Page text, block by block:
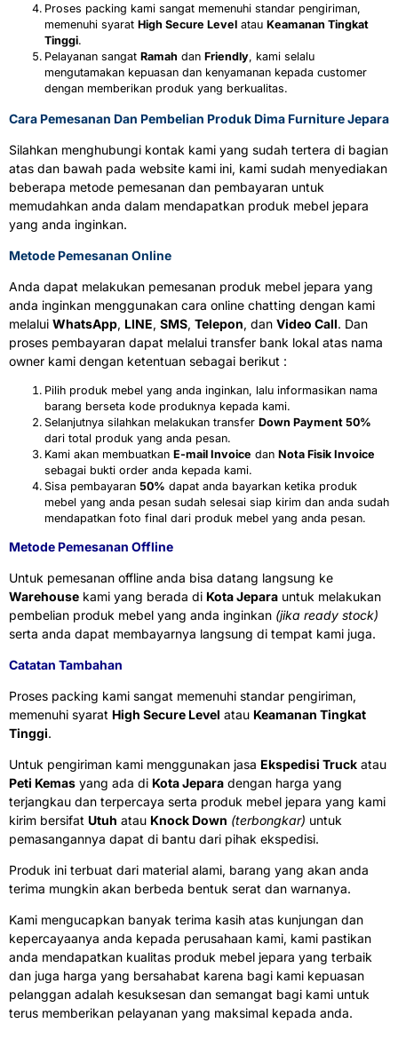
Proses packing kami sangat memenuhi standar pengiriman,
memenuhi syarat High Secure Level atau Keamanan Tingkat
Tinggi.
Pelayanan sangat Ramah dan Friendly, kami selalu
mengutamakan kepuasan dan kenyamanan kepada customer
dengan memberikan produk yang berkualitas.
Cara Pemesanan Dan Pembelian Produk Dima Furniture Jepara
Silahkan menghubungi kontak kami yang sudah tertera di bagian
atas dan bawah pada website kami ini, kami sudah menyediakan
beberapa metode pemesanan dan pembayaran untuk
memudahkan anda dalam mendapatkan produk mebel jepara
yang anda inginkan.
Metode Pemesanan Online
Anda dapat melakukan pemesanan produk mebel jepara yang
anda inginkan menggunakan cara online chatting dengan kami
melalui WhatsApp, LINE, SMS, Telepon, dan Video Call. Dan
proses pembayaran dapat melalui transfer bank lokal atas nama
owner kami dengan ketentuan sebagai berikut :
Pilih produk mebel yang anda inginkan, lalu informasikan nama
barang berseta kode produknya kepada kami.
Selanjutnya silahkan melakukan transfer Down Payment 50%
dari total produk yang anda pesan.
Kami akan membuatkan E-mail Invoice dan Nota Fisik Invoice
sebagai bukti order anda kepada kami.
Sisa pembayaran 50% dapat anda bayarkan ketika produk
mebel yang anda pesan sudah selesai siap kirim dan anda sudah
mendapatkan foto final dari produk mebel yang anda pesan.
Metode Pemesanan Offline
Untuk pemesanan offline anda bisa datang langsung ke
Warehouse kami yang berada di Kota Jepara untuk melakukan
pembelian produk mebel yang anda inginkan (jika ready stock)
serta anda dapat membayarnya langsung di tempat kami juga.
Catatan Tambahan
Proses packing kami sangat memenuhi standar pengiriman,
memenuhi syarat High Secure Level atau Keamanan Tingkat
Tinggi.
Untuk pengiriman kami menggunakan jasa Ekspedisi Truck atau
Peti Kemas yang ada di Kota Jepara dengan harga yang
terjangkau dan terpercaya serta produk mebel jepara yang kami
kirim bersifat Utuh atau Knock Down (terbongkar) untuk
pemasangannya dapat di bantu dari pihak ekspedisi.
Produk ini terbuat dari material alami, barang yang akan anda
terima mungkin akan berbeda bentuk serat dan warnanya.
Kami mengucapkan banyak terima kasih atas kunjungan dan
kepercayaanya anda kepada perusahaan kami, kami pastikan
anda mendapatkan kualitas produk mebel jepara yang terbaik
dan juga harga yang bersahabat karena bagi kami kepuasan
pelanggan adalah kesuksesan dan semangat bagi kami untuk
terus memberikan pelayanan yang maksimal kepada anda.